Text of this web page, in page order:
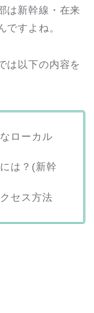
は新幹線・在来
ですよね。
は以下の内容を
ローカル
は？(新幹
セス方法